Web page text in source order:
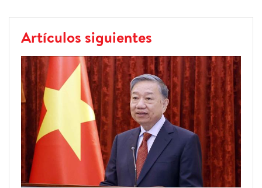
Artículos siguientes